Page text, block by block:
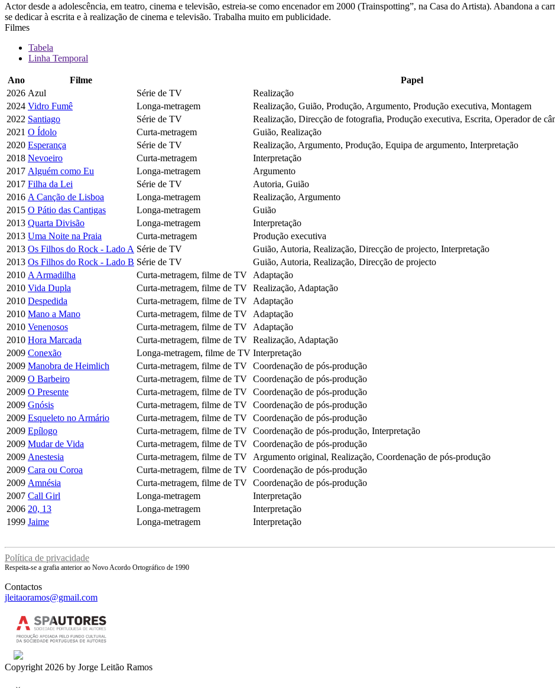
Actor desde a adolescência, em teatro, cinema e televisão, estreia-se como encenador em 2000 (Trainspotting”, na Casa do Artista). Abandona a
se dedicar à escrita e à realização de cinema e televisão. Trabalha muito em publicidade.
Filmes
Tabela
Linha Temporal
Ano Filme
Papel
2026 Azul Série de TV
Realização
2024 Vidro Fumê Longa-metragem
Realização, Guião, Produção, Argumento, Produção executiva, Montagem
2022 Santiago Série de TV
Realização, Direcção de fotografia, Produção executiva, Escrita, Operador de
2021 O Ídolo Curta-metragem
Guião, Realização
2020 Esperança Série de TV
Realização, Argumento, Produção, Equipa de argumento, Interpretação
2018 Nevoeiro Curta-metragem
Interpretação
2017 Alguém como Eu Longa-metragem
Argumento
2017 Filha da Lei Série de TV
Autoria, Guião
2016 A Canção de Lisboa Longa-metragem
Realização, Argumento
2015 O Pátio das Cantigas Longa-metragem
Guião
2013 Quarta Divisão Longa-metragem
Interpretação
2013 Uma Noite na Praia Curta-metragem
Produção executiva
2013 Os Filhos do Rock - Lado A Série de TV
Guião, Autoria, Realização, Direcção de projecto, Interpretação
2013 Os Filhos do Rock - Lado B Série de TV
Guião, Autoria, Realização, Direcção de projecto
2010 A Armadilha Curta-metragem, filme de TV
Adaptação
2010 Vida Dupla Curta-metragem, filme de TV Realização, Adaptação
2010 Despedida Curta-metragem, filme de TV
Adaptação
2010 Mano a Mano Curta-metragem, filme de TV
Adaptação
2010 Venenosos Curta-metragem, filme de TV
Adaptação
2010 Hora Marcada Curta-metragem, filme de TV Realização, Adaptação
2009 Conexão Longa-metragem, filme de TV Interpretação
2009 Manobra de Heimlich Curta-metragem, filme de TV Coordenação de pós-produção
2009 O Barbeiro Curta-metragem, filme de TV Coordenação de pós-produção
2009 O Presente Curta-metragem, filme de TV Coordenação de pós-produção
2009 Gnósis Curta-metragem, filme de TV Coordenação de pós-produção
2009 Esqueleto no Armário Curta-metragem, filme de TV Coordenação de pós-produção
2009 Epílogo Curta-metragem, filme de TV Coordenação de pós-produção, Interpretação
2009 Mudar de Vida Curta-metragem, filme de TV Coordenação de pós-produção
2009 Anestesia Curta-metragem, filme de TV
Argumento original, Realização, Coordenação de pós-produção
2009 Cara ou Coroa Curta-metragem, filme de TV Coordenação de pós-produção
2009 Amnésia Curta-metragem, filme de TV Coordenação de pós-produção
2007 Call Girl Longa-metragem
Interpretação
2006 20, 13 Longa-metragem
Interpretação
1999 Jaime Longa-metragem Interpretação
Política de privacidade
Respeita-se a grafia anterior ao Novo Acordo Ortográfico de 1990
Contactos
jleitaoramos@gmail.com
Copyright 2026 by Jorge Leitão Ramos